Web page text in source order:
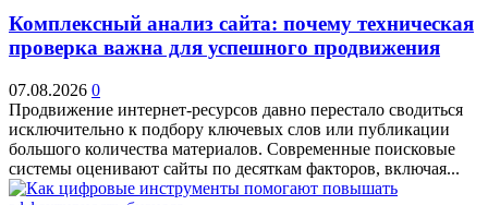
Комплексный анализ сайта: почему техническая
проверка важна для успешного продвижения
07.08.2026 0
Продвижение интернет-ресурсов давно перестало сводиться
исключительно к подбору ключевых слов или публикации
большого количества материалов. Современные поисковые
системы оценивают сайты по десяткам факторов, включая...